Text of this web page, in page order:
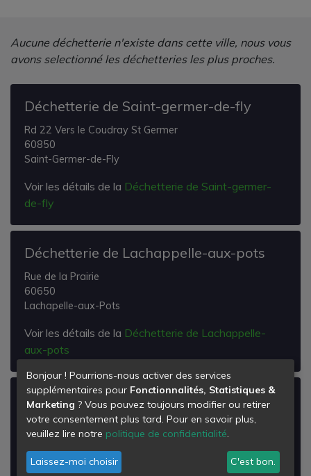
Aucune déchetterie n'existe dans cette ville, nous vous
avons selectionné les déchetteries les plus proches.
Déchetterie de Saint-germer-de-fly
Rd 22 Vers le Coudray St Germer
60850
Saint-Germer-de-Fly
Voir les détails de la Déchetterie de Saint-germer-
de-fly
Déchetterie de Lachappelle-aux-pots
Rue de la Prairie
60650
Lachapelle-aux-Pots
Voir les détails de la Déchetterie de Lachappelle-
aux-pots
Déchetterie de Grémevillers
Rd 150 Hameau de Fretoy
60380
Grémévillers
Bonjour ! Pourrions-nous activer des services
supplémentaires pour Fonctionnalités, Statistiques &
Marketing ? Vous pouvez toujours modifier ou retirer
votre consentement plus tard. Pour en savoir plus,
veuillez lire notre politique de confidentialité.
Laissez-moi choisir C'est bon.